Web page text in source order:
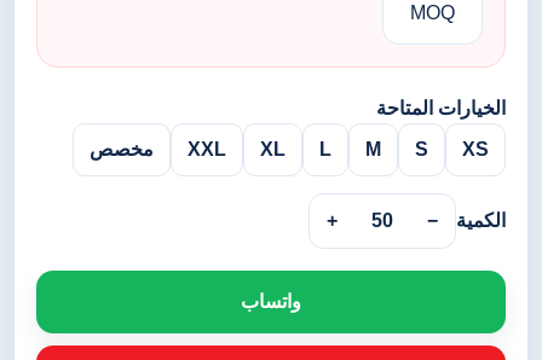
MOQ
الخيارات المتاحة
XS
S
M
L
XL
XXL مخصص
الكمية −
50
+
واتساب